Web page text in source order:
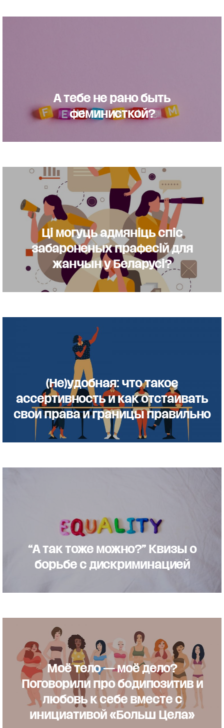
А тебе не рано быть
феминисткой?
Ці могуць адмяніць спіс
забароненых прафесій для
жанчын у Беларусі?
(Не)удобная: что такое
ассертивность и как отстаивать
свои права и границы правильно
“А так тоже можно?” Квизы о
борьбе с дискриминацией
Моё тело — моё дело?
Поговорили про бодипозитив и
любовь к себе вместе с
инициативой «Больш Цела»